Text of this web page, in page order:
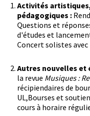
Description
Activités
pédagogiques :
Questions et
d'études et
Concert solistes
Autres nouvelles et
la revue Musiques :
récipiendaires de
UL,Bourses et
cours à horaire